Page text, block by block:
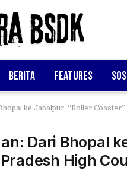
Berita Features
ke Jabalpur, “Roller
Dari Bhopal
High